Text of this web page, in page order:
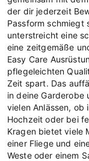
der dir jederzeit
Passform schmiegt
unterstreicht eine
eine zeitgemäße
Easy Care
pflegeleichten
Zeit spart. Das
in deine Garderobe
vielen Anlässen, ob
Hochzeit oder bei
Kragen bietet viele
einer Fliege und
Weste oder einem